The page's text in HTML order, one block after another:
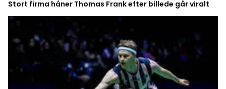
Stort firma håner Thomas Frank efter billede går viralt